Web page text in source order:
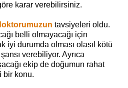
karar verebilirsiniz.
tavsiyeleri oldu.
belli olmayacağı için
iyi durumda olması olasıl kötü
verebiliyor. Ayrıca
ekip de doğumun rahat
bir konu.